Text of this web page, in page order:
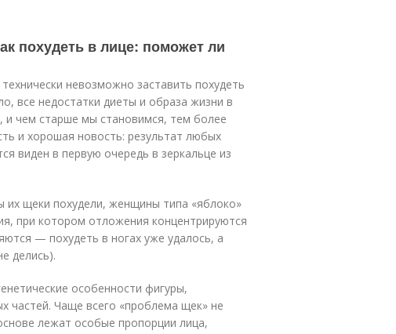
похудеть в лице: поможет ли
невозможно заставить похудеть
все недостатки диеты и образа жизни в
и чем старше мы становимся, тем более
и хорошая новость: результат любых
виден в первую очередь в зеркальце из
их щеки похудели, женщины типа «яблоко»
при котором отложения концентрируются
— похудеть в ногах уже удалось, а
делись).
особенности фигуры,
частей. Чаще всего «проблема щек» не
лежат особые пропорции лица,